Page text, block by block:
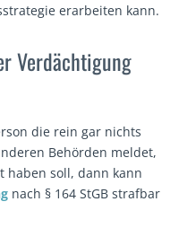
erarbeiten kann.
Verdächtigung
die rein gar nichts
Behörden meldet,
haben soll, dann kann
nach § 164 StGB strafbar